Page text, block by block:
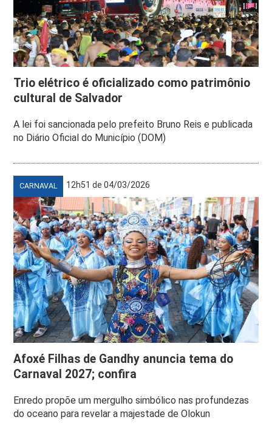
Trio elétrico é oficializado como patrimônio
cultural de Salvador
A lei foi sancionada pelo prefeito Bruno Reis e publicada
no Diário Oficial do Município (DOM)
CARNAVAL 12h51 de 04/03/2026
Afoxé Filhas de Gandhy anuncia tema do
Carnaval 2027; confira
Enredo propõe um mergulho simbólico nas profundezas
do oceano para revelar a majestade de Olokun